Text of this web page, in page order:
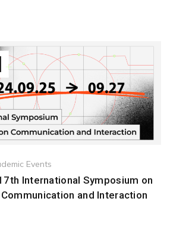
Events
International Symposium on
and Interaction